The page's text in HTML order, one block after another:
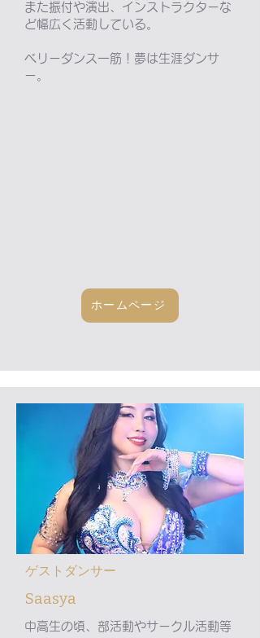
また振付や演出、インストラクターな
ど幅広く活動している。
ベリーダンス一筋！夢は生涯ダンサ
ー。
ホームページ
​ゲストダンサー
​Saasya
中高生の頃、部活動やサークル活動等